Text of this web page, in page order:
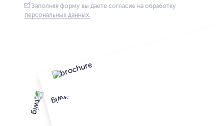
Заполняя форму вы даете согласие на обработку
персональных данных.